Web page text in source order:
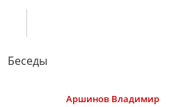
Беседы
Аршинов Владимир